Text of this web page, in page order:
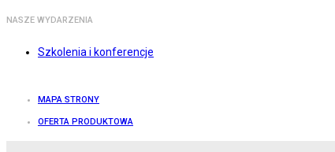
NASZE WYDARZENIA
Szkolenia i konferencje
MAPA STRONY
OFERTA PRODUKTOWA